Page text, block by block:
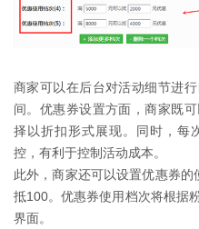
商家可以在后台对活动细节进
间。优惠券设置方面，商家既
择以折扣形式展现。同时，每
控，有利于控制活动成本。
此外，商家还可以设置优惠券
抵100。优惠券使用档次将根据
界面。